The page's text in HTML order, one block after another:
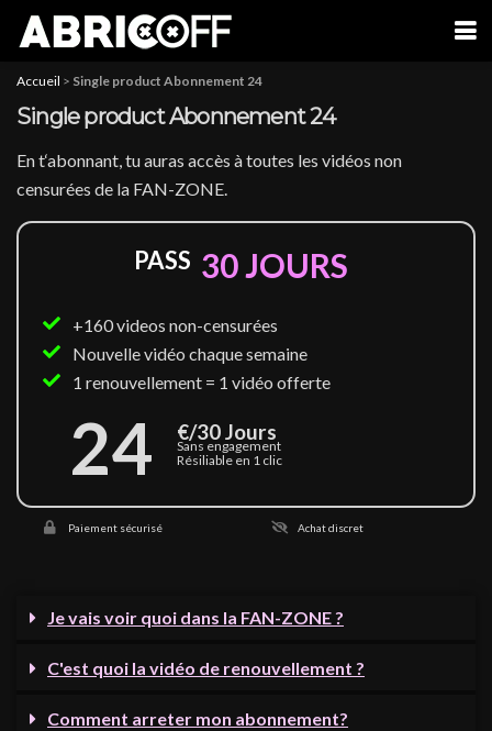
Accueil > Single product Abonnement 24
Single product Abonnement 24
En t‘abonnant, tu auras accès à toutes les vidéos non
censurées de la FAN-ZONE.
PASS 30 JOURS
+160 videos non-censurées
Nouvelle vidéo chaque semaine
1 renouvellement = 1 vidéo offerte
24 €/30 Jours
Sans engagement
Résiliable en 1 clic
Paiement sécurisé Achat discret
Je vais voir quoi dans la FAN-ZONE ?
C'est quoi la vidéo de renouvellement ?
Comment arreter mon abonnement?